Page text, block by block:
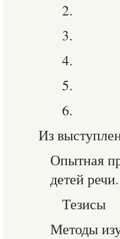
2.
3.
4.
5.
6.
Из
Опытная
детей речи.
Тезисы
Методы